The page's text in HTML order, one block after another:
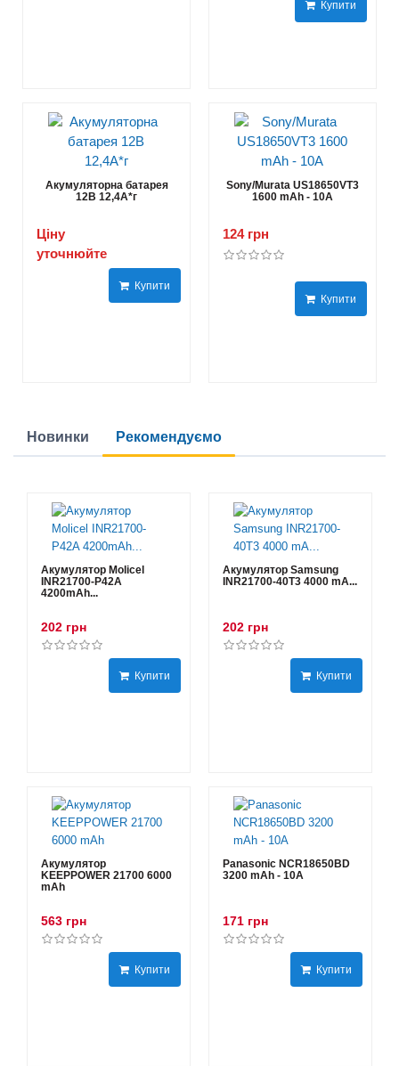
Купити
Акумуляторна батарея
12В 12,4A*г
Ціну
уточнюйте
Купити
Sony/Murata US18650VT3
1600 mAh - 10А
124 грн
Купити
Новинки Рекомендуємо
Акумулятор Molicel
INR21700-P42A
4200mAh...
202 грн
Купити
Акумулятор Samsung
INR21700-40T3 4000 mA...
202 грн
Купити
Акумулятор
KEEPPOWER 21700 6000
mAh
563 грн
Купити
Panasonic NCR18650BD
3200 mAh - 10А
171 грн
Купити